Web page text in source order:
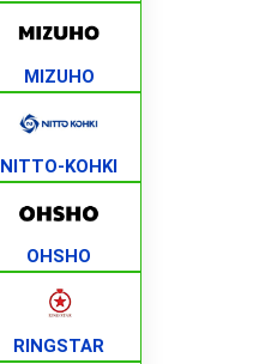
MIZUHO
NITTO-KOHKI
OHSHO
RINGSTAR